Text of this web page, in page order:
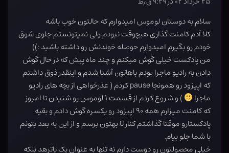
سلام به دوستان لوموس امیدوارم که حالتون خوب باشه
کلا آدم کامنت گذاری هیچوقت نبودم ولی نمیتونستم جلوی شوق
خودم رو بگیرم امیدوارم حوصله خوندنش رو داشته باشید :))
من پادکست خیلی گوش میکنم و چند ماه پیش که در حال گوش
دادن به رادیو ماجرا بودم باهاتون آشنا شدم و اینقدر ذوق داشتم
که اپیزود رو همونجا pause کردم ( عذرخواهی از بچه های رادیو
ماجرا
) و شروع کردم از قسمت ۱ لوموس رو شنیدن تا امروز
که کامنت میزارم همه ۹۰ اپیزود رو یکسره گوش دادم و بقیه
پادکستارو موقتا گذاشتم کنار تا بهتون برسم و از این به بعد بتونم
با شما جلو بیام.
خیلی محصولتون رو دوست دارم نه تنها به عنوان یک پاترهد بلکه